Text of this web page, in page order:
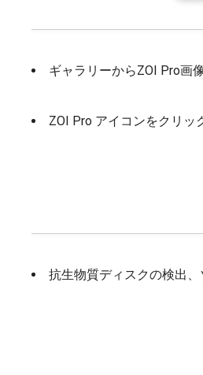
ギャラリーからZOI Pro画
ZOI Pro アイコンをクリッ
抗生物質ディスクの検出